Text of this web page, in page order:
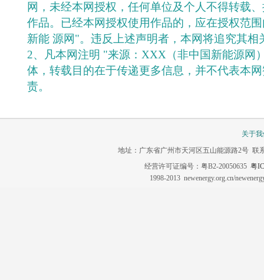
网，未经本网授权，任何单位及个人不得转载
作品。已经本网授权使用作品的，应在授权范
新能 源网"。违反上述声明者，本网将追究其相
2、凡本网注明 "来源：XXX（非中国新能源网
体，转载目的在于传递更多信息，并不代表本
责。
关于
地址：广东省广州市天河区五山能源路2号 联
经营许可证编号：粤B2-20050635 粤
1998-2013 newenergy.org.cn/